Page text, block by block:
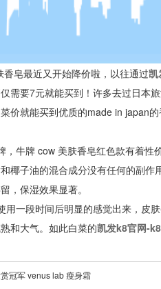
皂最近又开始降价啦，以往通过凯
需要7元就能买到！许多去过日本
价就能买到优质的made in japan
，牛牌 cow 美肤香皂红色款有着
子油的混合成分没有任何的副作
，保湿效果显著。
用一段时间后明显的感觉出来，皮
和大气。如此白菜的凯发k8官网-
冠军 venus lab 瘦身霜